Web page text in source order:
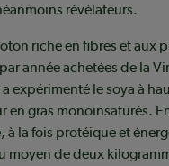
révélateurs.
riche en fibres et aux
année achetées de la
expérimenté le soya à
en gras monoinsaturés.
la fois protéique et
moyen de deux